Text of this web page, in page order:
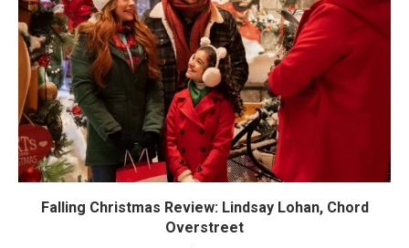
Falling Christmas Review: Lindsay Lohan, Chord
Overstreet